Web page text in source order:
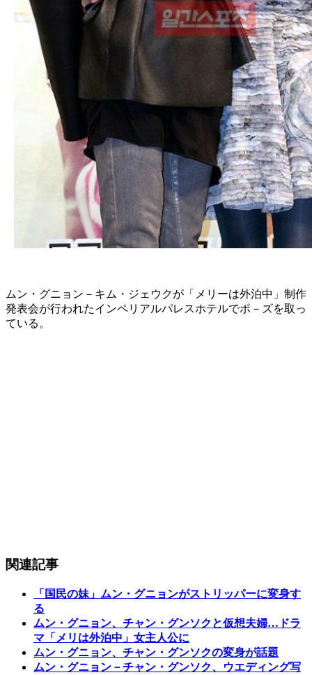
ムン・グニョン－キム・ジェウクが「メリーは外泊中」制作
発表会が行われたインペリアルパレスホテルでポ－ズを取っ
ている。
関連記事
「国民の妹」ムン・グニョンがストリッパーに変身す
る
ムン・グニョン、チャン・グンソクと仮想夫婦…ドラ
マ「メリは外泊中」女主人公に
ムン・グニョン、チャン・グンソクの変身が話題
ムン・グニョン－チャン・グンソク、ウエディング写